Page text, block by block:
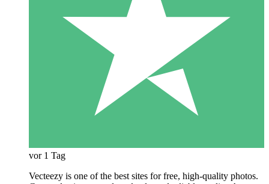
vor 1 Tag
Vecteezy is one of the best sites for free, high‑quality photos.